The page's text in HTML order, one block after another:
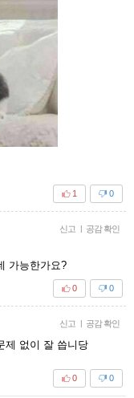
0
1
신고 | 공감 확인
가능한가요?
0
0
신고 | 공감 확인
제 없이 잘 씁니당
0
0